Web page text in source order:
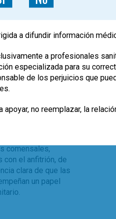
y
las cepas y
mostrado beneficio
comensales,
con el anfitrión, de
clara de que las
un papel
a difundir información
a profesionales
especializada para su
de los perjuicios que
no reemplazar, la